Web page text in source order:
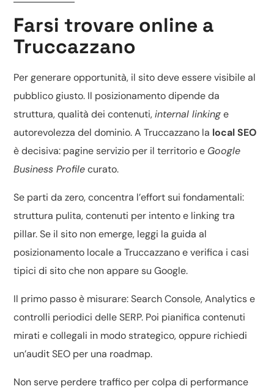
Farsi trovare online a
Truccazzano
Per generare opportunità, il sito deve essere visibile al
pubblico giusto. Il posizionamento dipende da
struttura, qualità dei contenuti,internal linkinge
autorevolezza del dominio. A Truccazzano la local SEO
è decisiva: pagine servizio per il territorio e Google
Business Profilecurato.
Se parti da zero, concentra l’effort sui fondamentali:
struttura pulita, contenuti per intento e linking tra
pillar. Se il sito non emerge, leggi la guida al
posizionamento locale a Truccazzanoe verifica i casi
tipici disito che non appare su Google.
Il primo passo è misurare: Search Console, Analytics e
controlli periodici delle SERP. Poi pianifica contenuti
mirati e collegali in modo strategico, oppure richiedi
un’audit SEO per una roadmap.
Non serve perdere traffico per colpa di performance